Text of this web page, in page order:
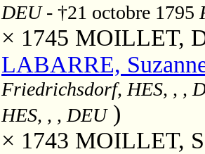
DEU- †21 octobre 1795
× 1745 MOILLET,
LABARRE,
Friedrichsdorf, HES, , ,
HES, , , DEU)
× 1743 MOILLET,